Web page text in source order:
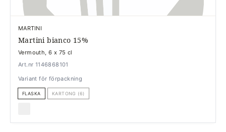
MARTINI
Martini bianco 15%
Vermouth, 6 x 75 cl
Art.nr 1146868101
Variant för förpackning
FLASKA KARTONG (6)